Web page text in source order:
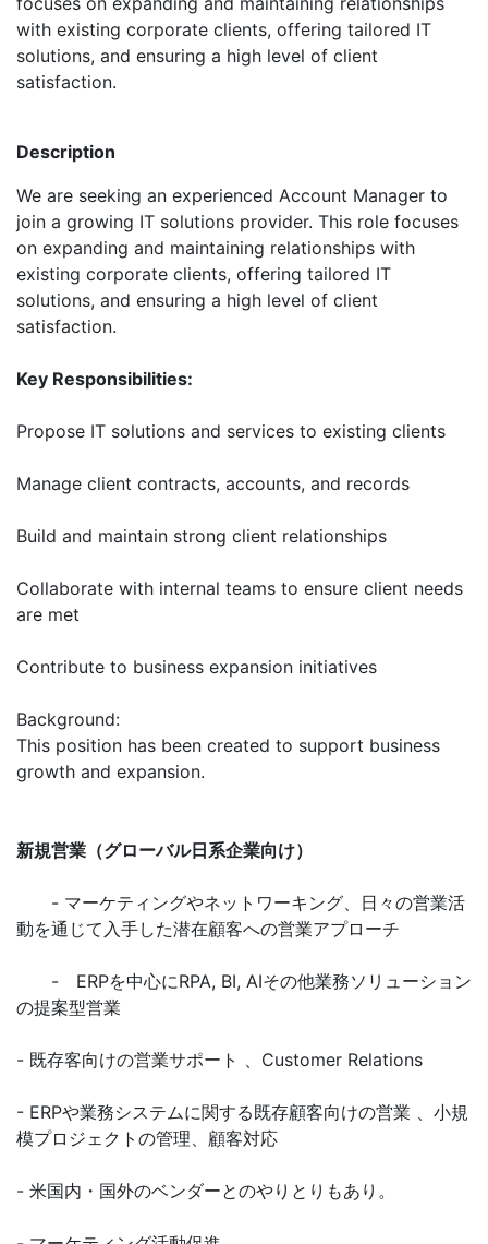
with existing corporate clients, offering tailored IT
solutions, and ensuring a high level of client
satisfaction.
Description
We are seeking an experienced Account Manager to
join a growing IT solutions provider. This role focuses
on expanding and maintaining relationships with
existing corporate clients, offering tailored IT
solutions, and ensuring a high level of client
satisfaction.
Key Responsibilities:
Propose IT solutions and services to existing clients
Manage client contracts, accounts, and records
Build and maintain strong client relationships
Collaborate with internal teams to ensure client needs
are met
Contribute to business expansion initiatives
Background:
This position has been created to support business
growth and expansion.
新規営業（グローバル日系企業向け）
- マーケティングやネットワーキング、日々の営業活
動を通じて入手した潜在顧客への営業アプローチ
- ERPを中心にRPA, BI, AIその他業務ソリューション
の提案型営業
- 既存客向けの営業サポート 、Customer Relations
- ERPや業務システムに関する既存顧客向けの営業 、小規
模プロジェクトの管理、顧客対応
- 米国内・国外のベンダーとのやりとりもあり。